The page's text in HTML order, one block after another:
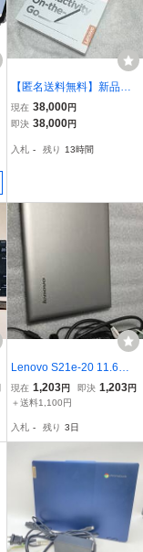
【匿名送料無料】新品未
開封即決 Lenovo YOGA B
OOK with Windows LTE
YB1-X91L
現在 38,000円
即決 38,000円
入札 - 残り 13時間
Lenovo S21e-20 11.6型
ノートPC 初期化済 起動
確認 ACアダプター付 タ
現在 1,203円 即決 1,203円
＋送料1,100円
入札 - 残り 3日